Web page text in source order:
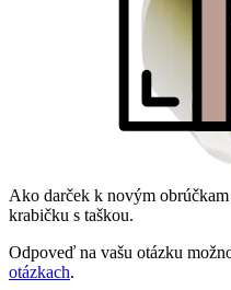
Ako darček k novým obrúčkam
krabičku s taškou.
Odpoveď na vašu otázku
otázkach.